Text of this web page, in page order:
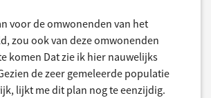
voor de omwonenden van het
zou ook van deze omwonenden
komen Dat zie ik hier nauwelijks
de zeer gemeleerde populatie
lijkt me dit plan nog te eenzijdig.